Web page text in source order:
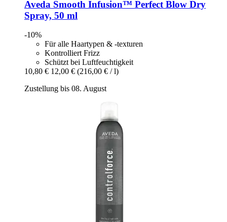
Aveda Smooth Infusion™ Perfect Blow Dry
Spray, 50 ml
-10%
Für alle Haartypen & -texturen
Kontrolliert Frizz
Schützt bei Luftfeuchtigkeit
10,80 € 12,00 € (216,00 € / l)
Zustellung bis 08. August